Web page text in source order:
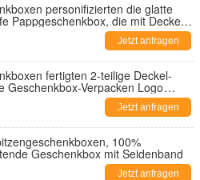
personifizierten die glatte
Pappgeschenkbox, die mit Deckel
Jetzt anfragen
fertigten 2-teilige Deckel-
Geschenkbox-Verpacken Logo
Jetzt anfragen
100%
Geschenkbox mit Seidenband
Jetzt anfragen